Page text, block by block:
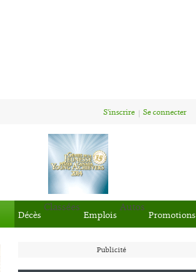
S'inscrire Se connecter
Décès
Classées
Emplois
Autos
Promotions
Publicité